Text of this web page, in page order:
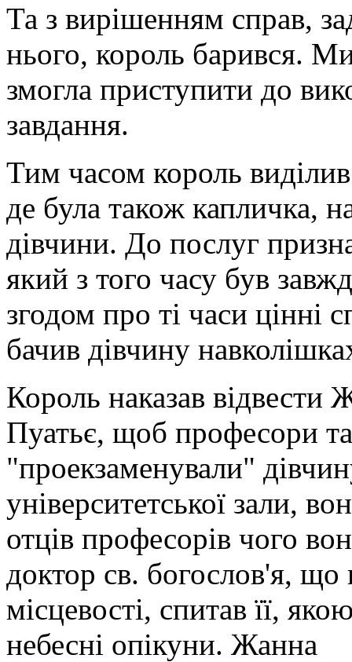
Та з вирішенням справ,
нього, король барився.
змогла приступити до
завдання.
Тим часом король
де була також капличка,
дівчини. До послуг
який з того часу був
згодом про ті часи цінні
бачив дівчину
Король наказав відвести
Пуатьє, щоб професори
"проекза­менували"
університе­тської зали,
отців професорів чого
доктор св. богослов'я, що
місцевості, спитав її,
небесні опікуни. Жанна